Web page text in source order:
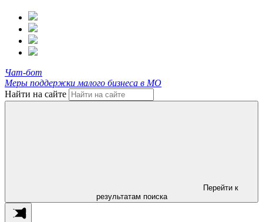
Чат-бот
Меры поддержки малого бизнеса в МО
Найти на сайте
Перейти к
результатам поиска